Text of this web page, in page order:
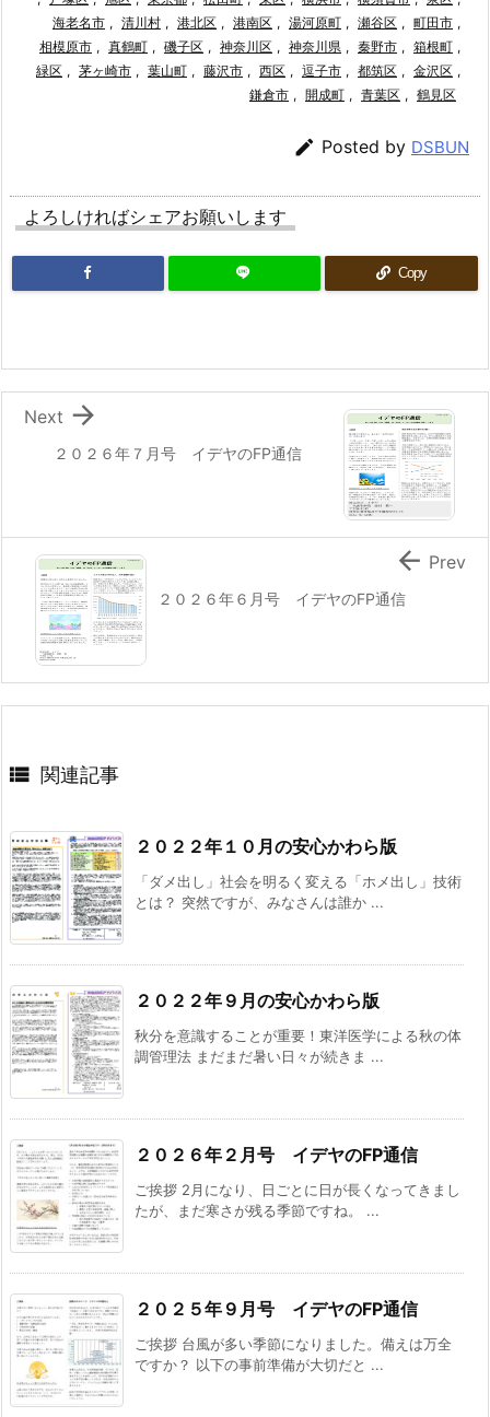
海老名市 , 清川村 , 港北区 , 港南区 , 湯河原町 , 瀬谷区 , 町田市 ,
相模原市 , 真鶴町 , 磯子区 , 神奈川区 , 神奈川県 , 秦野市 , 箱根町 ,
緑区 , 茅ヶ崎市 , 葉山町 , 藤沢市 , 西区 , 逗子市 , 都筑区 , 金沢区 ,
鎌倉市 , 開成町 , 青葉区 , 鶴見区
 Posted by DSBUN
よろしければシェアお願いします
Copy
２０２６年７月号 イデヤのFP通信

Next
２０２６年６月号 イデヤのFP通信
 Prev
 関連記事
２０２２年１０月の安心かわら版
「ダメ出し」社会を明るく変える「ホメ出し」技術
とは？ 突然ですが、みなさんは誰か ...
２０２２年９月の安心かわら版
秋分を意識することが重要！東洋医学による秋の体
調管理法 まだまだ暑い日々が続きま ...
２０２６年２月号 イデヤのFP通信
ご挨拶 2月になり、日ごとに日が長くなってきまし
たが、まだ寒さが残る季節ですね。 ...
２０２５年９月号 イデヤのFP通信
ご挨拶 台風が多い季節になりました。備えは万全
ですか？ 以下の事前準備が大切だと ...